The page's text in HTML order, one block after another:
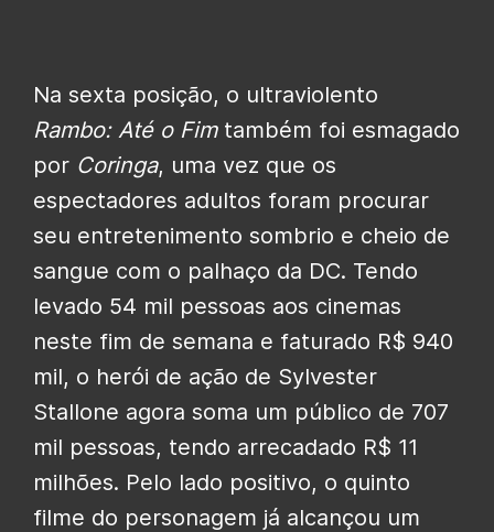
Na sexta posição, o ultraviolento
Rambo: Até o Fimtambém foi esmagado
por Coringa, uma vez que os
espectadores adultos foram procurar
seu entretenimento sombrio e cheio de
sangue com o palhaço da DC. Tendo
levado 54 mil pessoas aos cinemas
neste fim de semana e faturado R$ 940
mil, o herói de ação de Sylvester
Stallone agora soma um público de 707
mil pessoas, tendo arrecadado R$ 11
milhões. Pelo lado positivo, o quinto
filme do personagem já alcançou um